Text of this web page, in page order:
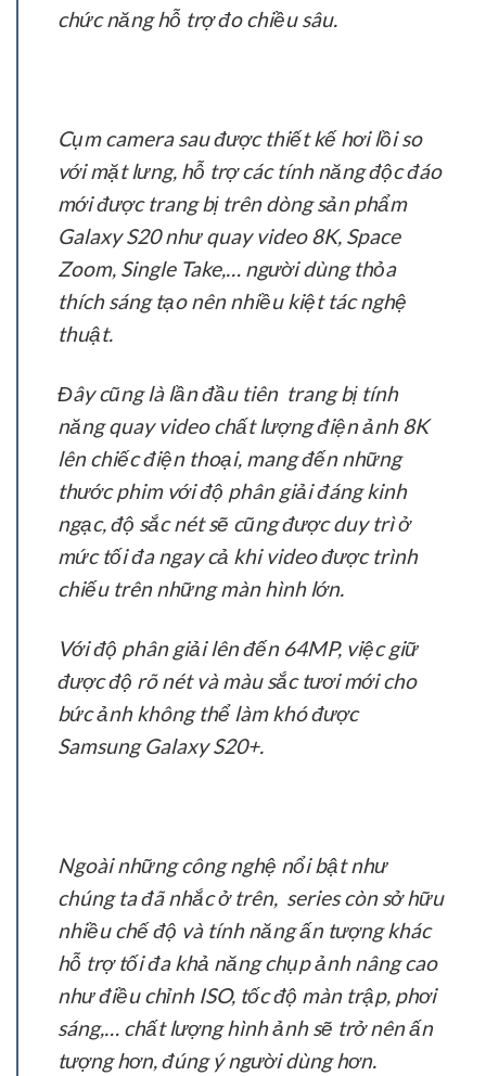
chức năng hỗ trợ đo chiều sâu.
Cụm camera sau được thiết kế hơi lồi so
với mặt lưng, hỗ trợ các tính năng độc đáo
mới được trang bị trên dòng sản phẩm
Galaxy S20 như quay video 8K, Space
Zoom, Single Take,… người dùng thỏa
thích sáng tạo nên nhiều kiệt tác nghệ
thuật.
Đây cũng là lần đầu tiên trang bị tính
năng quay video chất lượng điện ảnh 8K
lên chiếc điện thoại, mang đến những
thước phim với độ phân giải đáng kinh
ngạc, độ sắc nét sẽ cũng được duy trì ở
mức tối đa ngay cả khi video được trình
chiếu trên những màn hình lớn.
Với độ phân giải lên đến 64MP, việc giữ
được độ rõ nét và màu sắc tươi mới cho
bức ảnh không thể làm khó được
Samsung Galaxy S20+.
Ngoài những công nghệ nổi bật như
chúng ta đã nhắc ở trên, series còn sở hữu
nhiều chế độ và tính năng ấn tượng khác
hỗ trợ tối đa khả năng chụp ảnh nâng cao
như điều chỉnh ISO, tốc độ màn trập, phơi
sáng,… chất lượng hình ảnh sẽ trở nên ấn
tượng hơn, đúng ý người dùng hơn.